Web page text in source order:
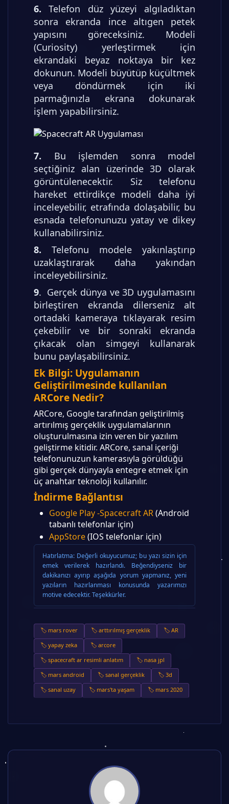
6. Telefon düz yüzeyi algıladıktan
sonra ekranda ince altıgen petek
yapısını göreceksiniz. Modeli
(Curiosity) yerleştirmek için
ekrandaki beyaz noktaya bir kez
dokunun. Modeli büyütüp küçültmek
veya döndürmek için iki
parmağınızla ekrana dokunarak
işlem yapabilirsiniz.
7. Bu işlemden sonra model
seçtiğiniz alan üzerinde 3D olarak
görüntülenecektir. Siz telefonu
hareket ettirdikçe modeli daha iyi
inceleyebilir, etrafında dolaşabilir, bu
esnada telefonunuzu yatay ve dikey
kullanabilirsiniz.
8. Telefonu modele yakınlaştırıp
uzaklaştırarak daha yakından
inceleyebilirsiniz.
9. Gerçek dünya ve 3D uygulamasını
birleştiren ekranda dilerseniz alt
ortadaki kameraya tıklayarak resim
çekebilir ve bir sonraki ekranda
çıkacak olan simgeyi kullanarak
bunu paylaşabilirsiniz.
Ek Bilgi: Uygulamanın
Geliştirilmesinde kullanılan
ARCore Nedir?
ARCore, Google tarafından geliştirilmiş
artırılmış gerçeklik uygulamalarının
oluşturulmasına izin veren bir yazılım
geliştirme kitidir. ARCore, sanal içeriği
telefonunuzun kamerasıyla görüldüğü
gibi gerçek dünyayla entegre etmek için
üç anahtar teknoloji kullanılır.
İndirme Bağlantısı
Google Play -Spacecraft AR(Android
tabanlı telefonlar için)
AppStore(IOS telefonlar için)
Hatırlatma: Değerli okuyucumuz; bu yazı sizin için
emek verilerek hazırlandı. Beğendiyseniz bir
dakikanızı ayırıp aşağıda yorum yapmanız, yeni
yazıların hazırlanması konusunda yazarımızı
motive edecektir. Teşekkürler.
🏷️ mars rover 🏷️ arttırılmış gerçeklik
🏷️ AR
🏷️ yapay zeka
🏷️ arcore
🏷️ spacecraft ar resimli anlatım
🏷️ nasa jpl
🏷️ mars android
🏷️ sanal gerçeklik
🏷️ 3d
🏷️ sanal uzay
🏷️ mars'ta yaşam 🏷️ mars 2020